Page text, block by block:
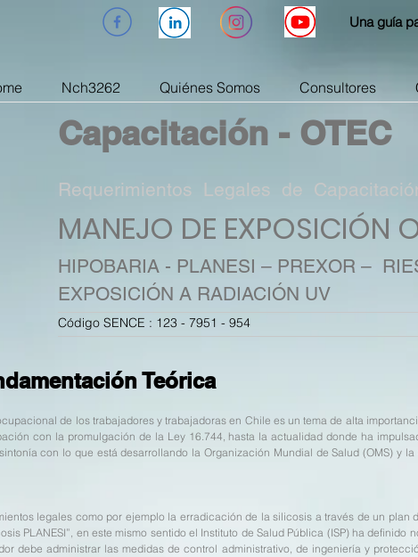
Una guía
Nch3262 Quiénes Somos Consultores
Capacitación - OTEC
MANEJO DE EXPOSICIÓN
Requerimientos Legales de
HIPOBARIA - PLANESI – PREXOR –
EXPOSICIÓN A RADIACIÓN UV
Código SENCE : 123 - 7951 - 954
Teórica
de los trabajadores y trabajadoras en Chile es un tema de alta
con la promulgación de la Ley 16.744, hasta la actualidad donde ha
con lo que está desarrollando la Organización Mundial de Salud (OMS) y la
legales como por ejemplo la erradicación de la silicosis a través de un plan
PLANESI”, en este mismo sentido el Instituto de Salud Pública (ISP) ha definido
debe administrar las medidas de control administrativo, de ingeniería y